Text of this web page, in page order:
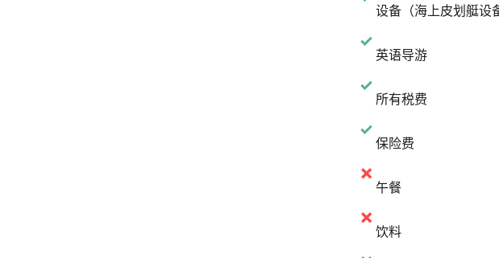
设备（海上皮划艇设
英语导游
所有税费
保险费
午餐
饮料